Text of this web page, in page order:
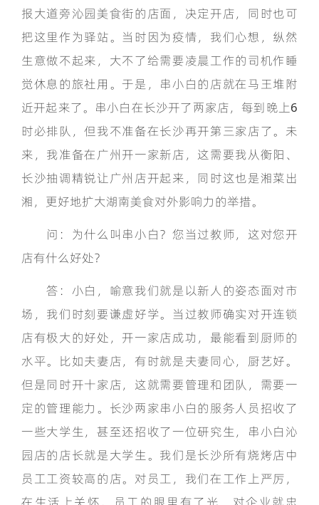
报大道旁沁园美食街的店面，决定开店，同时也可
把这里作为驿站。当时因为疫情，我们心想，纵然
生意做不起来，大不了给需要凌晨工作的司机作睡
觉休息的旅社用。于是，串小白的店就在马王堆附
近开起来了。串小白在长沙开了两家店，每到晚上6
时必排队，但我不准备在长沙再开第三家店了。未
来，我准备在广州开一家新店，这需要我从衡阳、
长沙抽调精锐让广州店开起来，同时这也是湘菜出
湘，更好地扩大湖南美食对外影响力的举措。
问：为什么叫串小白？您当过教师，这对您开
店有什么好处？
答：小白，喻意我们就是以新人的姿态面对市
场，我们时刻要谦虚好学。当过教师确实对开连锁
店有极大的好处，开一家店成功，最能看到厨师的
水平。比如夫妻店，有时就是夫妻同心，厨艺好。
但是同时开十家店，这就需要管理和团队，需要一
定的管理能力。长沙两家串小白的服务人员招收了
一些大学生，甚至还招收了一位研究生，串小白沁
园店的店长就是大学生。我们是长沙所有烧烤店中
员工工资较高的店。对员工，我们在工作上严厉，